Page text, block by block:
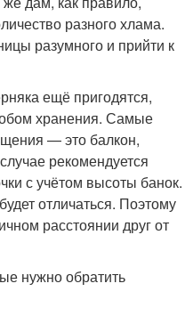
разного хлама.
разумного и прийти к
ещё пригодятся,
хранения. Самые
— это балкон,
рекомендуется
с учётом высоты банок.
отличаться. Поэтому
расстоянии друг от
нужно обратить